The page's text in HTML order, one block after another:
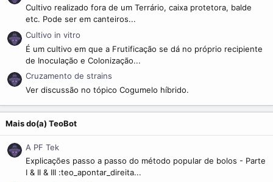
Cultivo realizado fora de um Terrário, caixa protetora, balde
etc. Pode ser em canteiros...
Cultivo in vitro
É um cultivo em que a Frutificação se dá no próprio recipiente
de Inoculação e Colonização...
Cruzamento de strains
Ver discussão no tópico Cogumelo híbrido.
Mais do(a) TeoBot
A PF Tek
Explicações passo a passo do método popular de bolos - Parte
I & II & III :teo_apontar_direita...